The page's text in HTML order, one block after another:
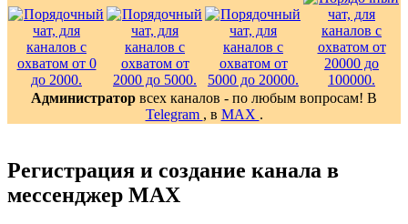
Администратор всех каналов - по любым вопросам! В
Telegram , в MAX .
Регистрация и создание канала в
мессенджер MAX